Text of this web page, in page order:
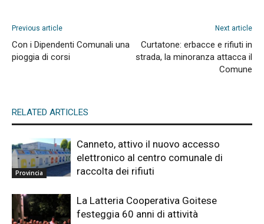
Previous article
Con i Dipendenti Comunali una
pioggia di corsi
Next article
Curtatone: erbacce e rifiuti in
strada, la minoranza attacca il
Comune
RELATED ARTICLES
Provincia
Canneto, attivo il nuovo accesso
elettronico al centro comunale di
raccolta dei rifiuti
La Latteria Cooperativa Goitese
festeggia 60 anni di attività